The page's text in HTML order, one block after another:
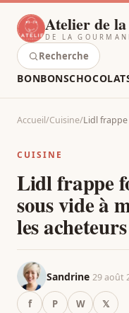
Atelier de
DE LA
BONBONS
Recherche
Accueil/Cuisine/Lidl
CUISINE
Lidl frappe
sous vide à
les acheteurs
Sandrine 29 août
f P W 𝕏